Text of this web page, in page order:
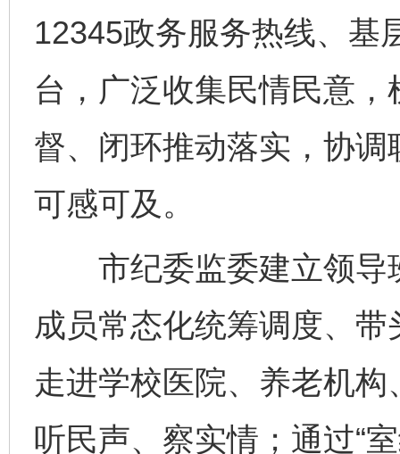
12345政务服务热线、基
台，广泛收集民情民意
督、闭环推动落实，协
可感可及。
市纪委监委建立领导
成员常态化统筹调度、
走进学校医院、养老机
听民声、察实情；通过“